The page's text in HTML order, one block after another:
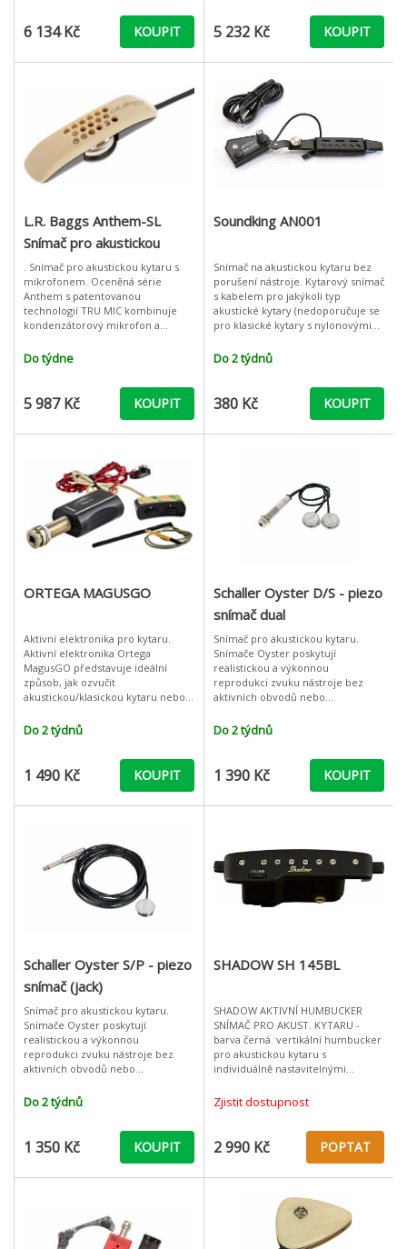
6 134 Kč KOUPIT 5 232 Kč KOUPIT
L.R. Baggs Anthem-SL
Snímač pro akustickou
kytaru
. Snímač pro akustickou kytaru s
mikrofonem. Oceněná série
Anthem s patentovanou
technologií TRU MIC kombinuje
kondenzátorový mikrofon a
autentický plný zvuk
kytary. Mikrofon je navržen pro
Do týdne
5 987 Kč KOUPIT
Soundking AN001
Snímač na akustickou kytaru bez
porušení nástroje. Kytarový snímač
s kabelem pro jakýkoli typ
akustické kytary (nedoporučuje se
pro klasické kytary s nylonovými
přímo pod struny v rezonančním
Do 2 týdnů
380 Kč KOUPIT
ORTEGA MAGUSGO
Aktivní elektronika pro kytaru.
Aktivní elektronika Ortega
MagusGO představuje ideální
způsob, jak ozvučit
akustickou/klasickou kytaru nebo
obsahuje předzesilovač určený
pro montáž do ozvučni
Do 2 týdnů
1 490 Kč KOUPIT
Schaller Oyster D/S - piezo
snímač dual
Snímač pro akustickou kytaru.
Snímače Oyster poskytují
realistickou a výkonnou
reprodukci zvuku nástroje bez
aktivních obvodů nebo
zvukového výsledku je dosaženo
dokonalou interakcí membrány
Do 2 týdnů
1 390 Kč KOUPIT
Schaller Oyster S/P - piezo
snímač (jack)
Snímač pro akustickou kytaru.
Snímače Oyster poskytují
realistickou a výkonnou
reprodukci zvuku nástroje bez
aktivních obvodů nebo
zvukového výsledku je dosaženo
dokonalou interakcí membrány,
Do 2 týdnů
1 350 Kč KOUPIT
SHADOW SH 145BL
SHADOW AKTIVNÍ HUMBUCKER
SNÍMAČ PRO AKUST. KYTARU -
barva černá. vertikální humbucker
pro akustickou kytaru s
individuálně nastavitelnými
potenciometrem hlasitosti
umísťuje se do rezonančního otv
Zjistit dostupnost
2 990 Kč POPTAT